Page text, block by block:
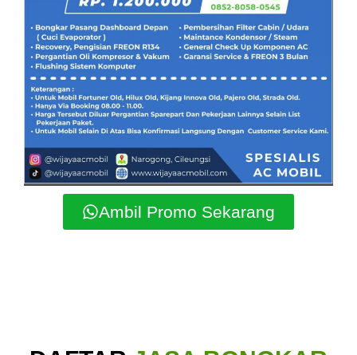
Ambil Promo Sekarang